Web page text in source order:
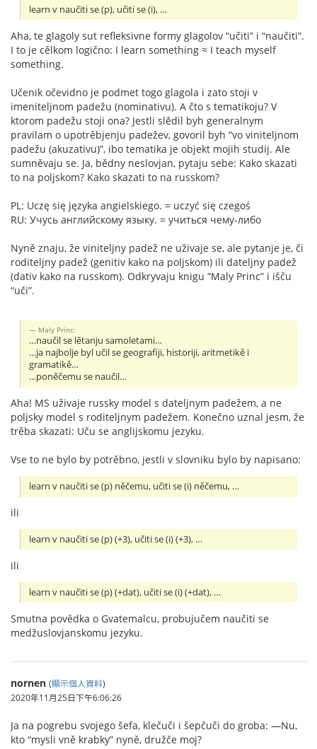
learn v naučiti se (p), učiti se (i), …
Aha, te glagoly sut refleksivne formy glagolov “učiti” i “naučiti”.
I to je cělkom logično: I learn something ≈ I teach myself
something.
Učenik očevidno je podmet togo glagola i zato stoji v
imeniteljnom padežu (nominativu). A čto s tematikoju? V
ktorom padežu stoji ona? Jestli slědil byh generalnym
pravilam o upotrěbjenju padežev, govoril byh “vo viniteljnom
padežu (akuzativu)”, ibo tematika je objekt mojih studij. Ale
sumněvaju se. Ja, bědny neslovjan, pytaju sebe: Kako skazati
to na poljskom? Kako skazati to na russkom?
PL: Uczę się języka angielskiego. = uczyć się czegoś
RU: Учусь английскому языку. = учиться чему-либо
Nyně znaju, že viniteljny padež ne uživaje se, ale pytanje je, či
roditeljny padež (genitiv kako na poljskom) ili dateljny padež
(dativ kako na russkom). Odkryvaju knigu “Maly Princ” i išču
“uči”.
Maly Princ:
…naučil se lětanju samoletami…
…ja najbolje byl učil se geografiji, historiji, aritmetikě i
gramatikě…
…poněčemu se naučil…
Aha! MS uživaje russky model s dateljnym padežem, a ne
poljsky model s roditeljnym padežem. Konečno uznal jesm, že
trěba skazati: Uču se anglijskomu jezyku.
Vse to ne bylo by potrěbno, jestli v slovniku bylo by napisano:
learn v naučiti se (p) něčemu, učiti se (i) něčemu, …
ili
learn v naučiti se (p) (+3), učiti se (i) (+3), …
ili
learn v naučiti se (p) (+dat), učiti se (i) (+dat), …
Smutna povědka o Gvatemalcu, probujučem naučiti se
medžuslovjanskomu jezyku.
nornen (顯示個人資料)
2020年11月25日下午6:06:26
Ja na pogrebu svojego šefa, klečuči i šepčuči do groba: —Nu,
kto “mysli vně krabky” nyně, družče moj?